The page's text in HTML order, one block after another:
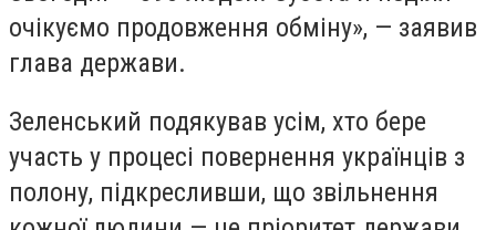
очікуємо продовження обміну», — заявив
глава держави.
Зеленський подякував усім, хто бере
участь у процесі повернення українців з
полону, підкресливши, що звільнення